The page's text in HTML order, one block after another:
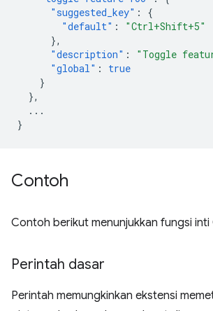
"suggested_key" :
{
"default" :
"Ctrl+Shift+5"
},
"description" : "Toggle
"global" :
true
}
},
...
}
Contoh
Contoh berikut menunjukkan fungsi inti
Perintah dasar
Perintah memungkinkan ekstensi